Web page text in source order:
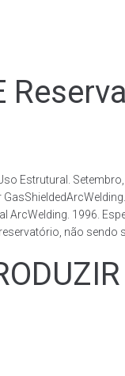
Estrutural.
1996.
não sendo